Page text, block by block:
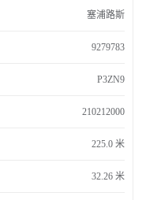
塞浦路斯
9279783
P3ZN9
210212000
225.0 米
32.26 米